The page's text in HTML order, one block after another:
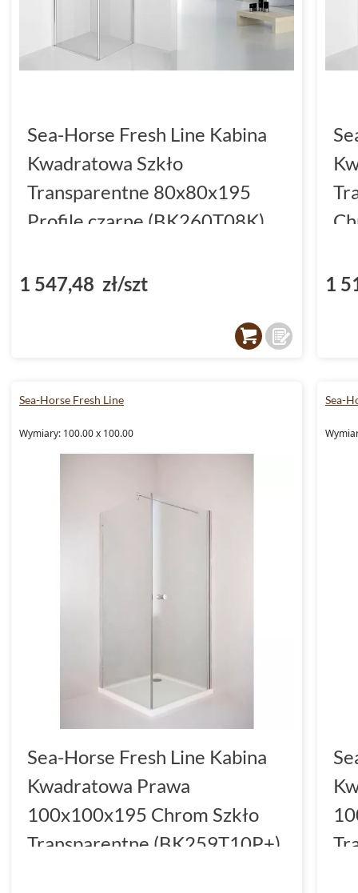
Sea-Horse Fresh Line Kabina
Kwadratowa Szkło
Transparentne 80x80x195
Profile czarne (BK260T08K)
1 547,48 zł/szt 1
Sea-Horse Fresh Line
Wymiary: 100.00 x 100.00
Sea-Horse Fresh Line Kabina
Kwadratowa Prawa
100x100x195 Chrom Szkło
Transparentne (BK259T10P+)
Sea-